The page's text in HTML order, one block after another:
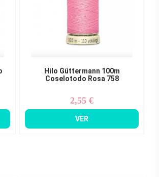
Hilo Güttermann 100m
Coselotodo Rosa 758
Precio
2,55 €
VER